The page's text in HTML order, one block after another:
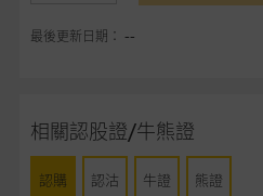
最後更新日期： --
相關認股證/牛熊證
認購 認沽 牛證 熊證
供。惟麥格理集團並無核實所有網
言，網站內容可能未必完整或準確
任何指示價格報價、公開資料或分
數而預備的，不構成我們提出的意